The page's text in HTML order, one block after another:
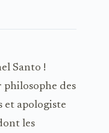
Santo !
philosophe des
et apologiste
les